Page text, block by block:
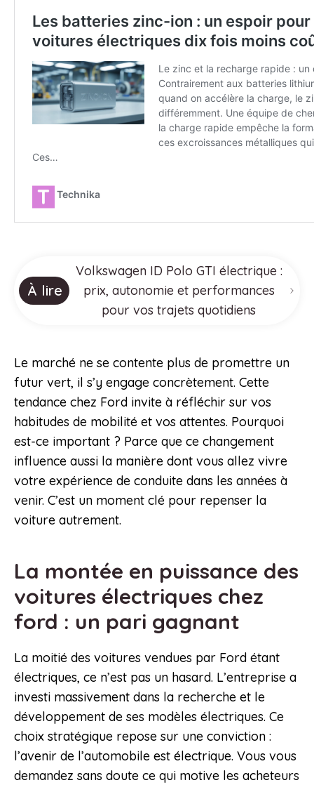
À lire
Volkswagen ID Polo GTI électrique :
prix, autonomie et performances
pour vos trajets quotidiens
Le marché ne se contente plus de promettre un
futur vert, il s’y engage concrètement. Cette
tendance chez Ford invite à réfléchir sur vos
habitudes de mobilité et vos attentes. Pourquoi
est-ce important ? Parce que ce changement
influence aussi la manière dont vous allez vivre
votre expérience de conduite dans les années à
venir. C’est un moment clé pour repenser la
voiture autrement.
La montée en puissance des
voitures électriques chez
ford : un pari gagnant
La moitié des voitures vendues par Ford étant
électriques, ce n’est pas un hasard. L’entreprise a
investi massivement dans la recherche et le
développement de ses modèles électriques. Ce
choix stratégique repose sur une conviction :
l’avenir de l’automobile est électrique. Vous vous
demandez sans doute ce qui motive les acheteurs